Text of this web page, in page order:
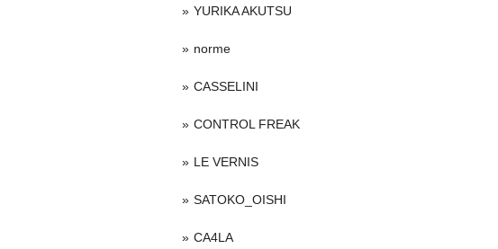
YURIKA AKUTSU
norme
CASSELINI
CONTROL FREAK
LE VERNIS
SATOKO_OISHI
CA4LA